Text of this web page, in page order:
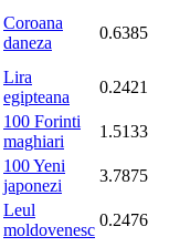
Coroana
daneza
0.6385
Lira
egipteana
0.2421
100 Forinti
maghiari
1.5133
100 Yeni
japonezi
3.7875
Leul
moldovenesc
0.2476